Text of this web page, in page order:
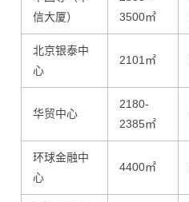
信大厦）
3500㎡
北京银泰中
心
2101㎡
华贸中心
2180-
2385㎡
环球金融中
心
4400㎡